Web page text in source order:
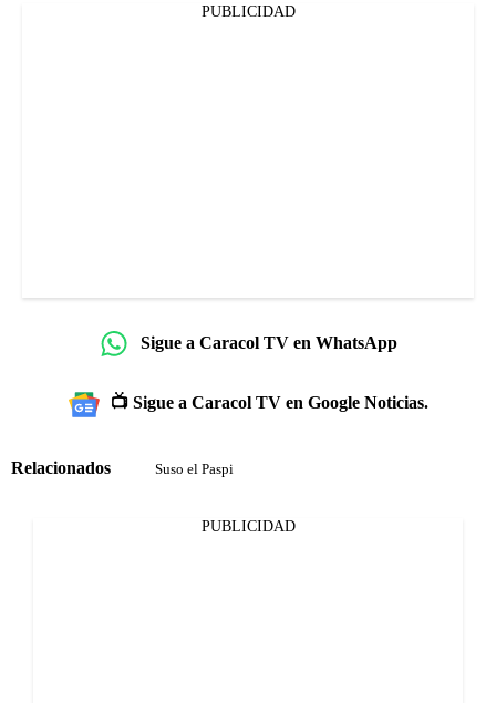
PUBLICIDAD
Sigue a Caracol TV en WhatsApp
📺 Sigue a Caracol TV en Google Noticias.
Relacionados Suso el Paspi
PUBLICIDAD